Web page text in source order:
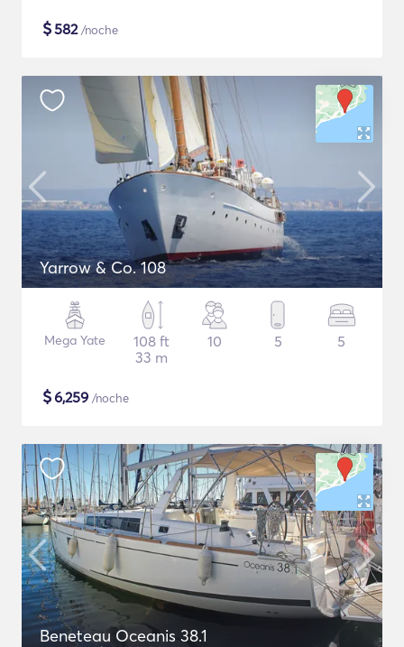
$582/noche
Yarrow & Co. 108
Mega Yate
108 ft
33 m
10 5 5
$6,259 /noche
Beneteau Oceanis 38.1